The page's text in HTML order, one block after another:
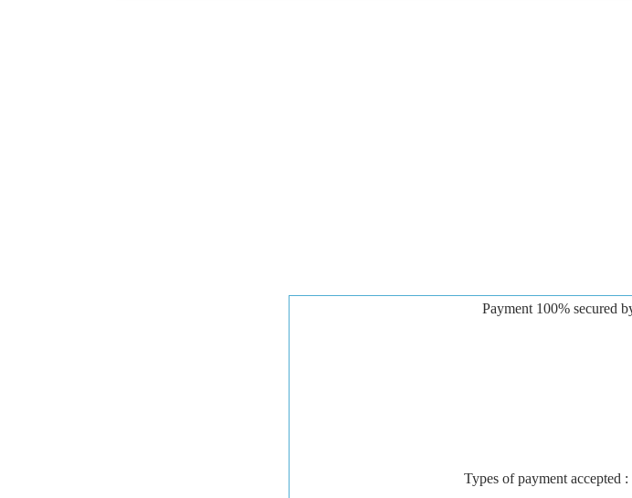
Payment 100% secured
Types of payment accepted :